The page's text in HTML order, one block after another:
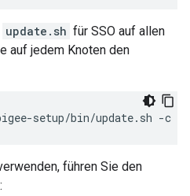
update.sh für SSO auf allen
auf jedem Knoten den
setup/bin/update.sh -c
führen Sie den